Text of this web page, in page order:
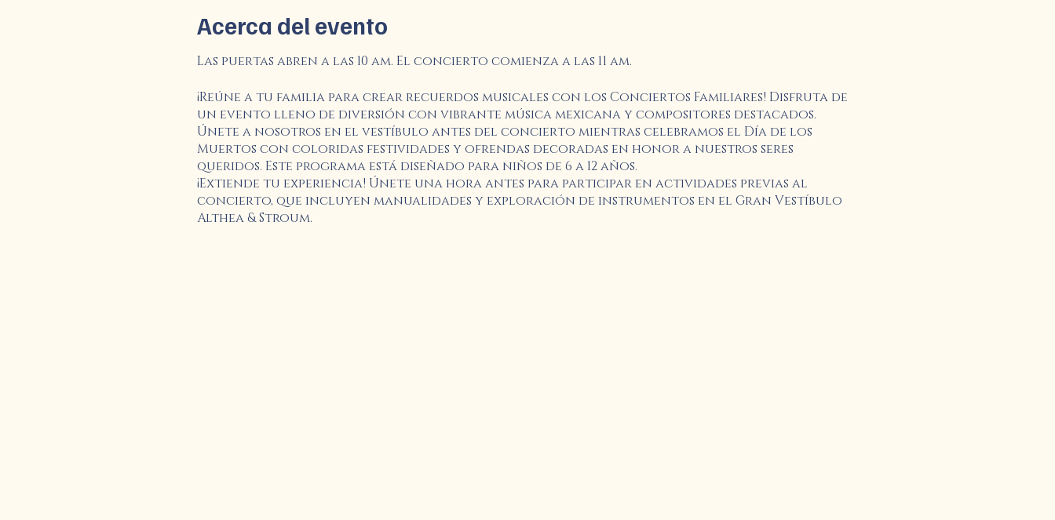
Acerca del evento
Las puertas abren a las 10 am. El concierto comienza a las 11 am.
¡Reúne a tu familia para crear recuerdos musicales con los Conciertos Familiares! Disfruta de
un evento lleno de diversión con vibrante música mexicana y compositores destacados.
Únete a nosotros en el vestíbulo antes del concierto mientras celebramos el Día de los
Muertos con coloridas festividades y ofrendas decoradas en honor a nuestros seres
queridos. Este programa está diseñado para niños de 6 a 12 años.
¡Extiende tu experiencia! Únete una hora antes para participar en actividades previas al
concierto, que incluyen manualidades y exploración de instrumentos en el Gran Vestíbulo
Althea & Stroum.